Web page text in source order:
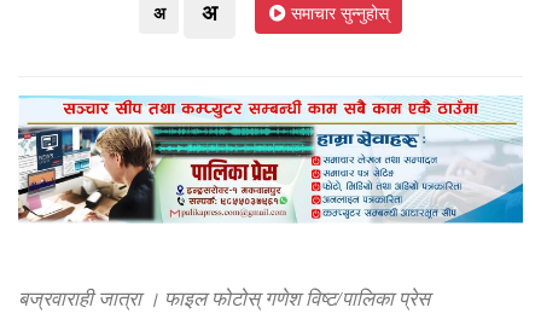
अ अ समाचार सुन्नुहोस्
बज्रवाराही जात्रा । फाइल फोटोस् गणेश विष्ट/पालिका प्रेस